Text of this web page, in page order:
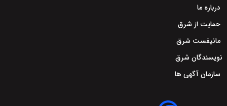
درباره ما
حمایت از شرق
مانیفست شرق
نویسندگان شرق
سازمان آگهی ها